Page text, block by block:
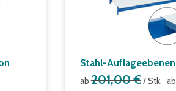
Stahl-Auflageebenen
ab201,00 €/ Stk. ab